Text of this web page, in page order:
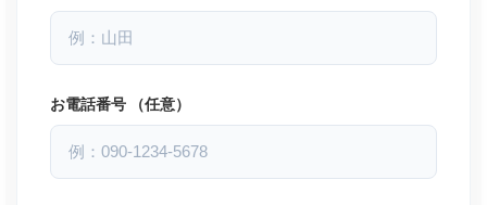
お電話番号 （任意）